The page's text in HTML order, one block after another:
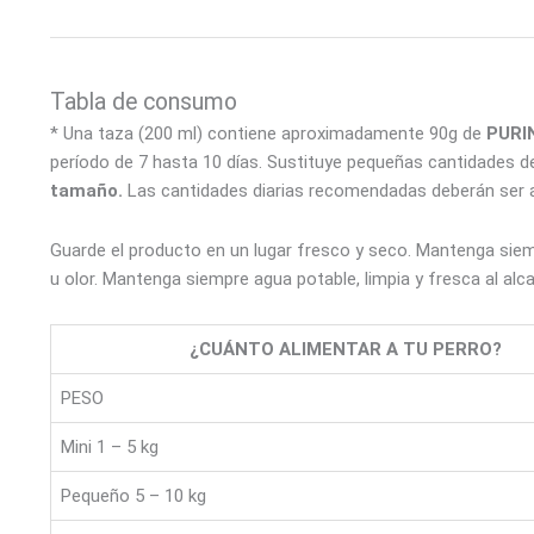
Tabla de consumo
* Una taza (200 ml) contiene aproximadamente 90g de
período de 7 hasta 10 días. Sustituye pequeñas
tamaño. Las cantidades diarias recomendadas deberán
Guarde el producto en un lugar fresco y seco. Mantenga
u olor. Mantenga siempre agua potable, limpia y fresca al
¿CUÁNTO ALIMENTAR A TU PERRO?
PESO
Mini 1 – 5 kg
Pequeño 5 – 10 kg